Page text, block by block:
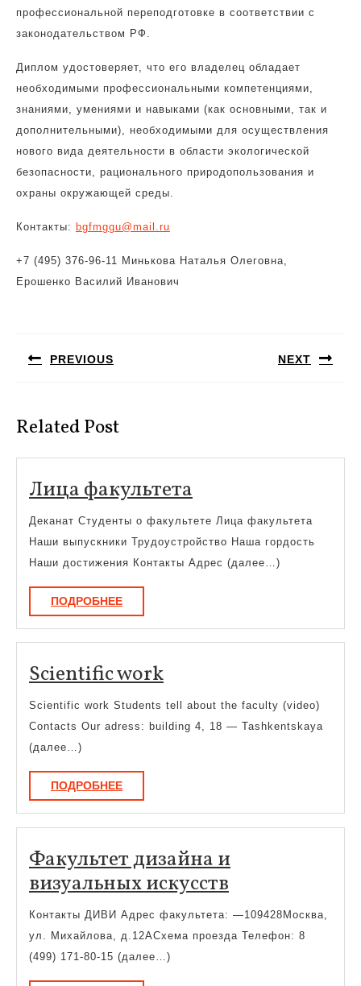
профессиональной переподготовке в соответствии с
законодательством РФ.
Диплом удостоверяет, что его владелец обладает
необходимыми профессиональными компетенциями,
знаниями, умениями и навыками (как основными, так и
дополнительными), необходимыми для осуществления
нового вида деятельности в области экологической
безопасности, рационального природопользования и
охраны окружающей среды.
Контакты: bgfmggu@mail.ru
+7 (495) 376-96-11 Минькова Наталья Олеговна,
Ерошенко Василий Иванович
записям
PREVIOUS NEXT
Related Post
Лица факультетаЛица
факультета
Деканат Студенты о факультете Лица факультета
Наши выпускники Трудоустройство Наша гордость
Наши достижения Контакты Адрес (далее…)
ПОДРОБНЕЕПОДРОБНЕЕ
Scientific workScientific
work
Scientific work Students tell about the faculty (video)
Contacts Our adress: building 4, 18 — Tashkentskaya
(далее…)
ПОДРОБНЕЕПОДРОБНЕЕ
Факультет дизайна и
визуальных искусств
дизайна
и
Контакты ДИВИ Адрес факультета: —109428Москва,
ул. Михайлова, д.12АСхема проезда Телефон: 8
(499) 171-80-15 (далее…)